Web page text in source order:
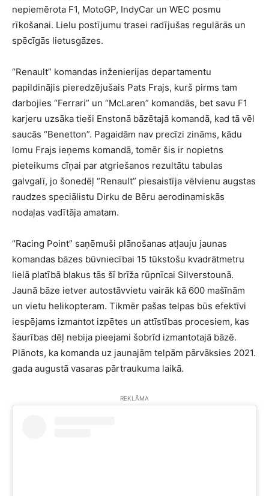
nepiemērota F1, MotoGP, IndyCar un WEC posmu
rīkošanai. Lielu postījumu trasei radījušas regulārās un
spēcīgās lietusgāzes.
“Renault” komandas inženierijas departamentu
papildinājis pieredzējušais Pats Frajs, kurš pirms tam
darbojies “Ferrari” un “McLaren” komandās, bet savu F1
karjeru uzsāka tieši Enstonā bāzētajā komandā, kad tā vēl
saucās “Benetton”. Pagaidām nav precīzi zināms, kādu
lomu Frajs ieņems komandā, tomēr šis ir nopietns
pieteikums cīņai par atgriešanos rezultātu tabulas
galvgalī, jo šonedēļ “Renault” piesaistīja vēlvienu augstas
raudzes speciālistu Dirku de Bēru aerodinamiskās
nodaļas vadītāja amatam.
“Racing Point” saņēmuši plānošanas atļauju jaunas
komandas bāzes būvniecībai 15 tūkstošu kvadrātmetru
lielā platībā blakus tās šī brīža rūpnīcai Silverstounā.
Jaunā bāze ietver autostāvvietu vairāk kā 600 mašīnām
un vietu helikopteram. Tikmēr pašas telpas būs efektīvi
iespējams izmantot izpētes un attīstības procesiem, kas
šaurības dēļ nebija pieejami šobrīd izmantotajā bāzē.
Plānots, ka komanda uz jaunajām telpām pārvāksies 2021.
gada augustā vasaras pārtraukuma laikā.
REKLĀMA